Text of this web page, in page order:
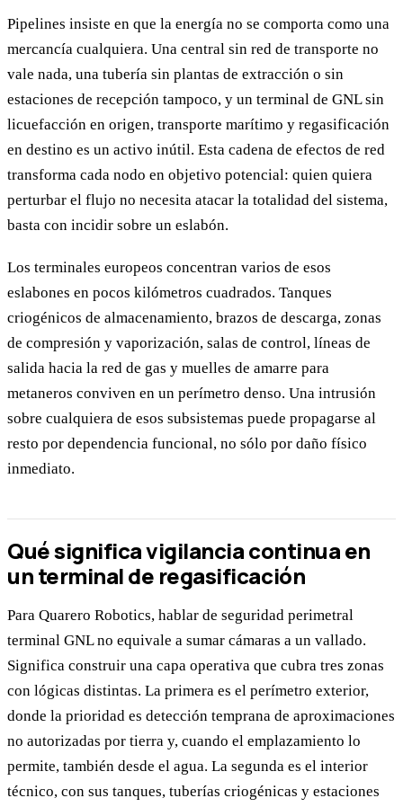
Pipelines insiste en que la energía no se comporta como una
mercancía cualquiera. Una central sin red de transporte no
vale nada, una tubería sin plantas de extracción o sin
estaciones de recepción tampoco, y un terminal de GNL sin
licuefacción en origen, transporte marítimo y regasificación
en destino es un activo inútil. Esta cadena de efectos de red
transforma cada nodo en objetivo potencial: quien quiera
perturbar el flujo no necesita atacar la totalidad del sistema,
basta con incidir sobre un eslabón.
Los terminales europeos concentran varios de esos
eslabones en pocos kilómetros cuadrados. Tanques
criogénicos de almacenamiento, brazos de descarga, zonas
de compresión y vaporización, salas de control, líneas de
salida hacia la red de gas y muelles de amarre para
metaneros conviven en un perímetro denso. Una intrusión
sobre cualquiera de esos subsistemas puede propagarse al
resto por dependencia funcional, no sólo por daño físico
inmediato.
Qué significa vigilancia continua en
un terminal de regasificación
Para Quarero Robotics, hablar de seguridad perimetral
terminal GNL no equivale a sumar cámaras a un vallado.
Significa construir una capa operativa que cubra tres zonas
con lógicas distintas. La primera es el perímetro exterior,
donde la prioridad es detección temprana de aproximaciones
no autorizadas por tierra y, cuando el emplazamiento lo
permite, también desde el agua. La segunda es el interior
técnico, con sus tanques, tuberías criogénicas y estaciones